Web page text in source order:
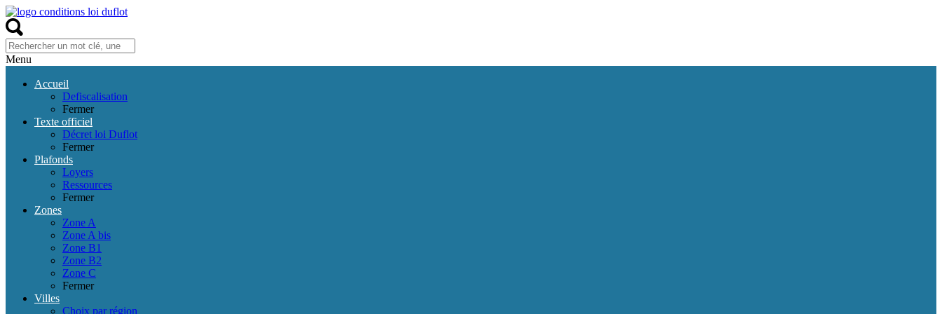
Menu
Accueil
Defiscalisation
Fermer
Texte officiel
Décret loi Duflot
Fermer
Plafonds
Loyers
Ressources
Fermer
Zones
Zone A
Zone A bis
Zone B1
Zone B2
Zone C
Fermer
Villes
Choix par région